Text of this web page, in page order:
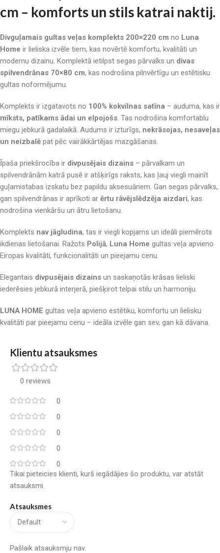
cm – komforts un stils katrai naktij.
Divguļamais gultas veļas komplekts 200×220 cm no Luna
Home ir lieliska izvēle tiem, kas novērtē komfortu, kvalitāti un
modernu dizainu. Komplektā ietilpst segas pārvalks un divas
spilvendrānas 70×80 cm, kas nodrošina pilnvērtīgu un estētisku
gultas noformējumu.
Komplekts ir izgatavots no 100% kokvilnas satīna – auduma, kas ir
mīksts, patīkams ādai un elpojošs. Tas nodrošina komfortablu
miegu jebkurā gadalaikā. Audums ir izturīgs, nekrāsojas, nesaveļas
un neizbalē pat pēc vairākkārtējas mazgāšanas.
Īpaša priekšrocība ir divpusējais dizains – pārvalkam un
spilvendrānām katrā pusē ir atšķirīgs raksts, kas ļauj viegli mainīt
guļamistabas izskatu bez papildu aksesuāriem. Gan segas pārvalks,
gan spilvendrānas ir aprīkoti ar ērtu rāvējslēdzēja aizdari, kas
nodrošina vienkāršu un ātru lietošanu.
Komplekts nav jāgludina, tas ir viegli kopjams un ideāli piemērots
ikdienas lietošanai. Ražots Polijā, Luna Home gultas veļa apvieno
Eiropas kvalitāti, funkcionalitāti un pieejamu cenu.
Elegantais divpusējais dizains un saskaņotās krāsas lieliski
iederēsies jebkurā interjerā, piešķirot telpai stilu un harmoniju.
LUNA HOME gultas veļa apvieno estētiku, komfortu un lielisku
kvalitāti par pieejamu cenu – ideāla izvēle gan sev, gan kā dāvana.
Klientu atsauksmes
0 reviews
0
0
0
0
0
Atsauksmes
Pašlaik atsauksmju nav.
Tikai pieteicies klienti, kurš iegādājies šo produktu, var atstāt
atsauksmi.